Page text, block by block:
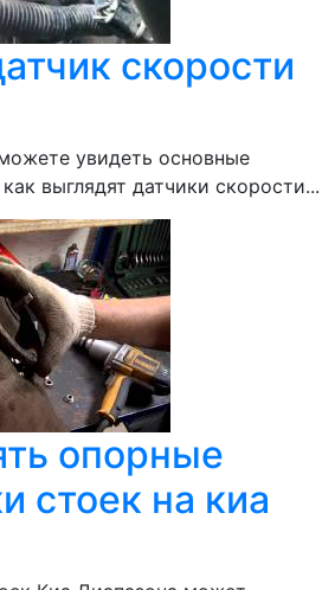
скорости
увидеть основные
выглядят датчики скорости...
опорные
стоек на киа